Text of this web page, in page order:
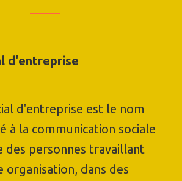
d'entreprise
d'entreprise est le nom
à la communication sociale
des personnes travaillant
organisation, dans des